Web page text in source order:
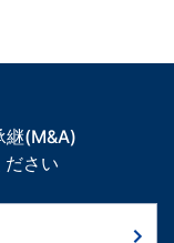
継(M&A)
ださい